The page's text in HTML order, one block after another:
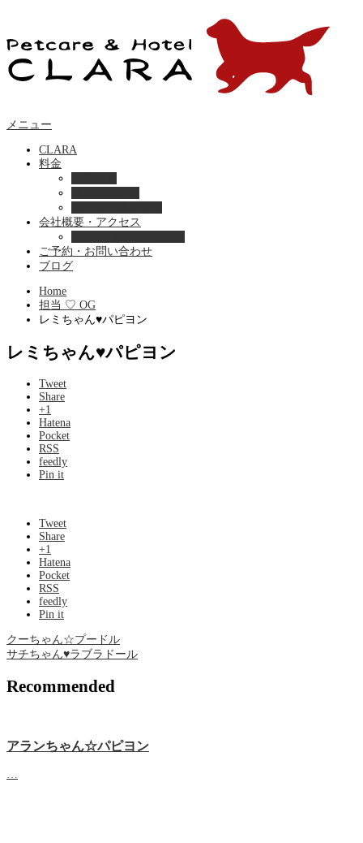
メニュー
CLARA
料金
会社概要・アクセス
ご予約・お問い合わせ
ブログ
Home
担当 ♡ OG
レミちゃん♥パピヨン
レミちゃん♥パピヨン
Tweet
Share
+1
Hatena
Pocket
RSS
feedly
Pin it
Tweet
Share
+1
Hatena
Pocket
RSS
feedly
Pin it
クーちゃん☆プードル
サチちゃん♥ラブラドール
Recommended
アランちゃん☆パピヨン